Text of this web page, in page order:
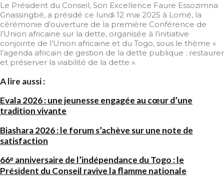
Le Président du Conseil, Son Excellence Faure Essozimna
Gnassingbé, a présidé ce lundi 12 mai 2025 à Lomé, la
cérémonie d’ouverture de la première Conférence de
l’Union africaine sur la dette, organisée à l’initiative
conjointe de l’Union africaine et du Togo, sous le thème «
l’agenda africain de gestion de la dette publique : restaurer
et préserver la viabilité de la dette ».
A lire aussi :
Evala 2026 : une jeunesse engagée au cœur d’une
tradition vivante
Biashara 2026 : le forum s’achève sur une note de
satisfaction
66ᵉ anniversaire de l’indépendance du Togo : le
Président du Conseil ravive la flamme nationale